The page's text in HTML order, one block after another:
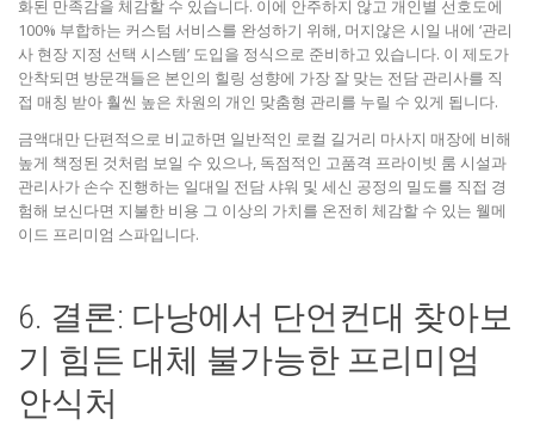
화된 만족감을 체감할 수 있습니다. 이에 안주하지 않고 개인별 선호도에
100% 부합하는 커스텀 서비스를 완성하기 위해, 머지않은 시일 내에 ‘관리
사 현장 지정 선택 시스템’ 도입을 정식으로 준비하고 있습니다. 이 제도가
안착되면 방문객들은 본인의 힐링 성향에 가장 잘 맞는 전담 관리사를 직
접 매칭 받아 훨씬 높은 차원의 개인 맞춤형 관리를 누릴 수 있게 됩니다.
금액대만 단편적으로 비교하면 일반적인 로컬 길거리 마사지 매장에 비해
높게 책정된 것처럼 보일 수 있으나, 독점적인 고품격 프라이빗 룸 시설과
관리사가 손수 진행하는 일대일 전담 샤워 및 세신 공정의 밀도를 직접 경
험해 보신다면 지불한 비용 그 이상의 가치를 온전히 체감할 수 있는 웰메
이드 프리미엄 스파입니다.
6. 결론: 다낭에서 단언컨대 찾아보
기 힘든 대체 불가능한 프리미엄
안식처